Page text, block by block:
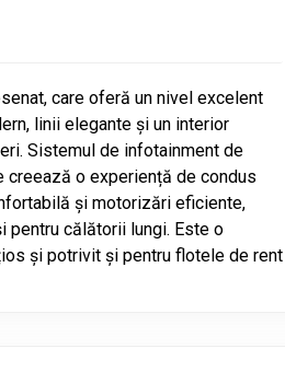
care oferă un nivel excelent
linii elegante și un interior
Sistemul de infotainment de
creează o experiență de condus
și motorizări eficiente,
pentru călătorii lungi. Este o
și potrivit și pentru flotele de rent